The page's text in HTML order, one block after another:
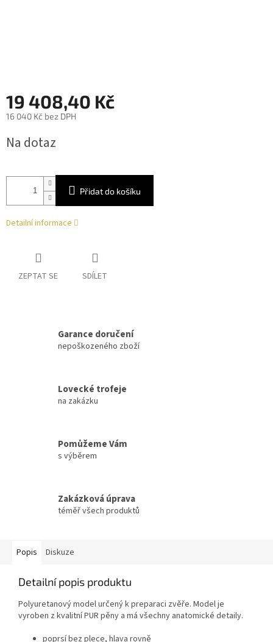
19 408,40 Kč
16 040 Kč bez DPH
cena:
Na dotaz
Přidat do košíku
Detailní informace
ZEPTAT SE SDÍLET
Garance doručení
nepoškozeného zboží
Lovecké trofeje
na zakázku
Pomůžeme Vám
s výběrem
Zakázková úprava
téměř všech produktů
Popis Diskuze
Detailní popis produktu
Polyuretanový model určený k preparaci zvěře. Model je
vyroben z kvalitní PUR pěny a má všechny anatomické detaily.
poprsí bez plece, hlava rovně